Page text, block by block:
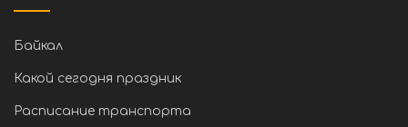
Байкал
Какой сегодня праздник
Расписание транспорта